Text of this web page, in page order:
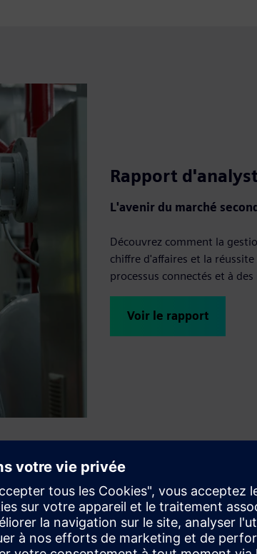
Rapport
L'avenir du marché
Découvrez comment la
chiffre d'affaires et la
processus connectés et à
Voir le rapport
des actifs